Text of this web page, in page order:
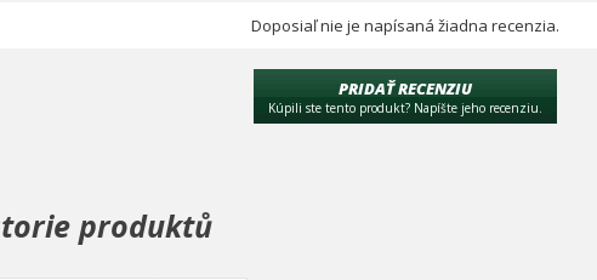
Doposiaľ nie je napísaná žiadna recenzia.
PRIDAŤ RECENZIU
Kúpili ste tento produkt? Napíšte jeho recenziu.
produktů